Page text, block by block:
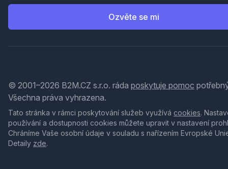
Ozvěte se mi
© 2001–2026 B2M.CZ s.r.o. ráda poskytuje pomoc
Všechna práva vyhrazena.
Tato stránka v rámci poskytování služeb využívá cookies.
používání a dostupnosti cookies můžete upravit v nastavení
Chráníme Vaše osobní údaje v souladu s nařízením Evropské
Detaily zde.